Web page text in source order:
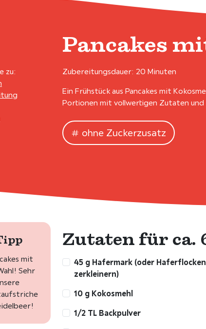
Pancakes
zu:
Zubereitungsdauer: 20 Minuten
Ein Frühstück aus Pancakes mit
Portionen mit vollwertigen Zutaten und
ohne Zuckerzusatz
Zutaten für ca.
45 g Hafermark (oder Haferflocken
zerkleinern)
10 g Kokosmehl
1/2 TL Backpulver
mit
Sehr